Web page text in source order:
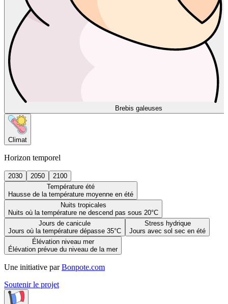
Brebis galeuses
Climat
Horizon temporel
2030 2050
2100
Température été
Hausse de la température moyenne en été
Nuits tropicales
Nuits où la température ne descend pas sous 20°C
Jours de canicule
Jours où la température dépasse 35°C
Stress hydrique
Jours avec sol sec en été
Élévation niveau mer
Élévation prévue du niveau de la mer
Une initiative par Bonpote.com
Soutenir le projet